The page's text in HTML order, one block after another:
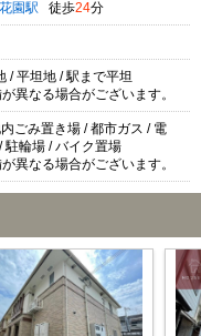
園駅 徒歩24分
/ 平坦地 / 駅まで平坦
異なる場合がございます。
ごみ置き場 / 都市ガス / 電
駐輪場 / バイク置場
異なる場合がございます。